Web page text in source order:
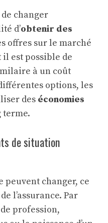
changer
d’obtenir des
offres sur le marché
est possible de
à un coût
options, les
des économies
terme.
de situation
peuvent changer, ce
l’assurance. Par
profession,